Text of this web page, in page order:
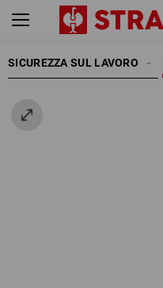
SICUREZZA SUL LAVORO
PROTEZIONE PER LA TESTA